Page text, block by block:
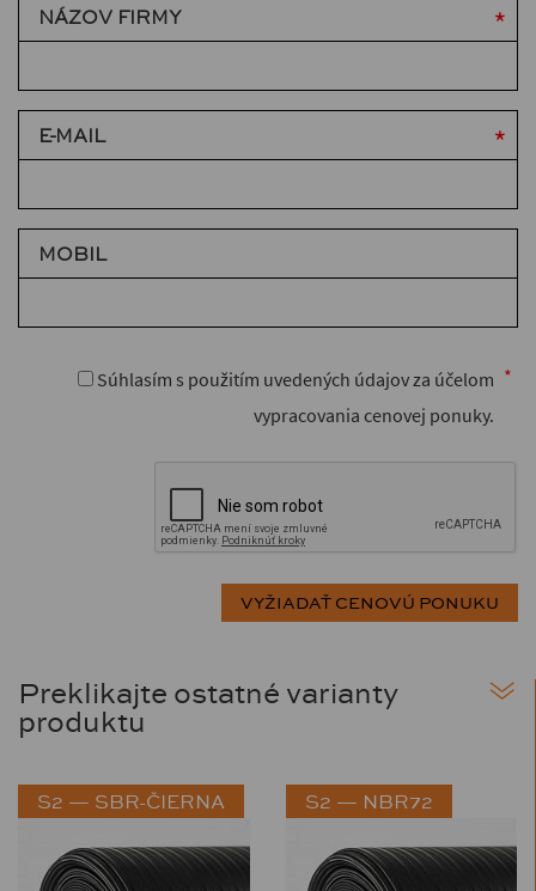
Preklikajte ostatné varianty
produktu
S2 — SBR-ČIERNA S2 — NBR72
NÁZOV FIRMY
E-MAIL
MOBIL
vypracovania cenovej ponuky.